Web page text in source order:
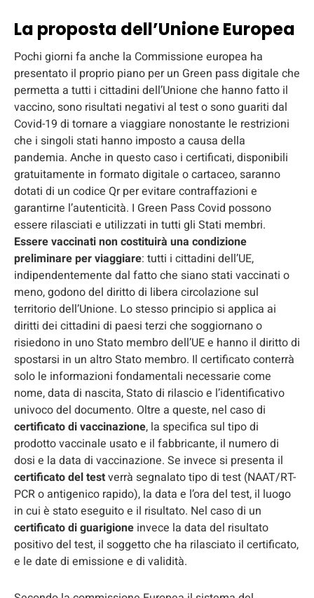
La proposta dell’Unione Europea
Pochi giorni fa anche la Commissione europea ha
presentato il proprio piano per un Green pass digitale che
permetta a tutti i cittadini dell’Unione che hanno fatto il
vaccino, sono risultati negativi al test o sono guariti dal
Covid-19 di tornare a viaggiare nonostante le restrizioni
che i singoli stati hanno imposto a causa della
pandemia. Anche in questo caso i certificati, disponibili
gratuitamente in formato digitale o cartaceo, saranno
dotati di un codice Qr per evitare contraffazioni e
garantirne l’autenticità. I Green Pass Covid possono
essere rilasciati e utilizzati in tutti gli Stati membri.
Essere vaccinatinon costituirà una condizione
preliminare per viaggiare: tutti i cittadini dell’UE,
indipendentemente dal fatto che siano stati vaccinati o
meno, godono del diritto di libera circolazione sul
territorio dell’Unione. Lo stesso principio si applica ai
diritti dei cittadini di paesi terzi che soggiornano o
risiedono in uno Stato membro dell’UE e hanno il diritto di
spostarsi in un altro Stato membro. Il certificato conterrà
solo le informazioni fondamentali necessarie come
nome, data di nascita, Stato di rilascio e l’identificativo
univoco del documento. Oltre a queste, nel caso di
certificato divaccinazione, la specifica sul tipo di
prodotto vaccinale usato e il fabbricante, il numero di
dosi e la data di vaccinazione. Se invece si presenta il
certificato del testverrà segnalato tipo di test (NAAT/RT-
PCR o antigenico rapido), la data e l’ora del test, il luogo
in cui è stato eseguito e il risultato. Nel caso di un
certificato di guarigione invece la data del risultato
positivo del test, il soggetto che ha rilasciato il certificato,
e le date di emissione e di validità.